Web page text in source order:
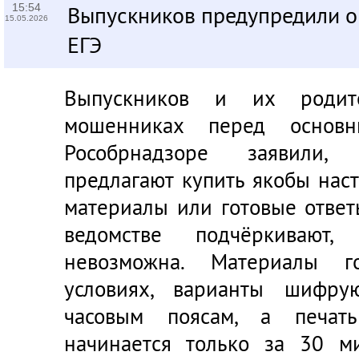
15:54
15.05.2026
Выпускников предупредили
ЕГЭ
Выпускников и их
мошенниках перед
Рособрнадзоре
предлагают купить якобы
материалы или готовые
ведомстве
невозможна. Материалы
условиях, варианты
часовым поясам, а
начинается только за 30